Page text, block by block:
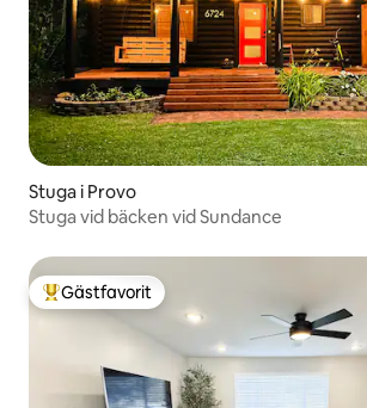
Stuga i Provo
Stuga vid bäcken vid Sundance
Populär gästfavorit
Gästfavorit